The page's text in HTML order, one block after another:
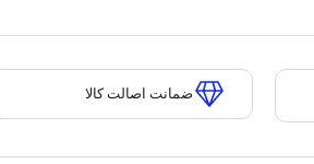
ضمانت اصالت کالا